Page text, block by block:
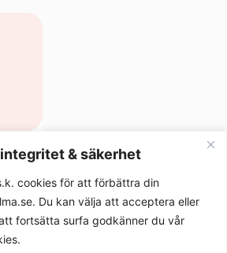
& säkerhet
cookies för att förbättra din
Du kan välja att acceptera eller
fortsätta surfa godkänner du vår
500g